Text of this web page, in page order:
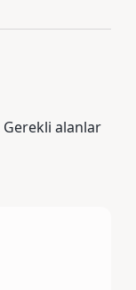
Gerekli alanlar